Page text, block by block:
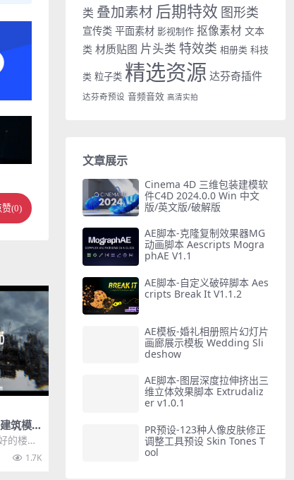
赞(0)
筑模
C
的楼房
改生1.7K
类 叠加素材 后期特效 图形类
宣传类 平面素材 影视制作 抠像素材 文本
类 材质贴图 片头类 特效类 相册类 科技
类 粒子类 精选资源 达芬奇插件
达芬奇预设 音频音效 高清实拍
文章展示
Cinema 4D 三维包装建模软
件C4D 2024.0.0 Win 中文
版/英文版/破解版
AE脚本-克隆复制效果器MG
动画脚本 Aescripts Mogra
phAE V1.1
AE脚本-自定义破碎脚本 Aes
cripts Break It V1.1.2
AE模板-婚礼相册照片幻灯片
画廊展示模板 Wedding Sli
deshow
AE脚本-图层深度拉伸挤出三
维立体效果脚本 Extrudaliz
er v1.0.1
PR预设-123种人像皮肤修正
调整工具预设 Skin Tones T
ool